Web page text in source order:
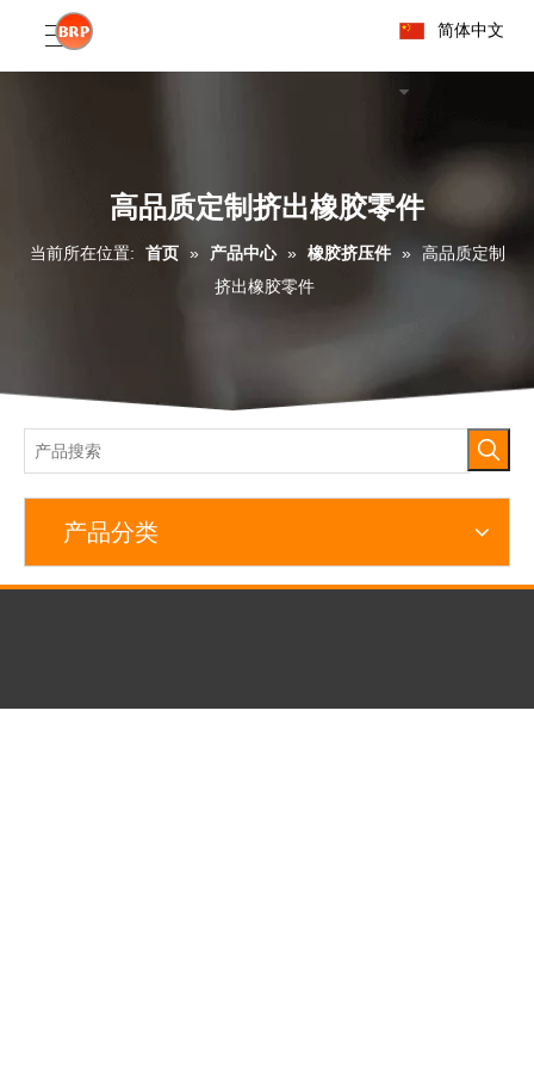
简体中文
高品质定制挤出橡胶零件
当前所在位置: 首页 » 产品中心 » 橡胶挤压件 » 高品质定制
挤出橡胶零件
产品分类